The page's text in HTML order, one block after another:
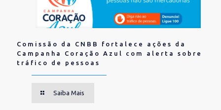
Comissão da CNBB fortalece ações da
Campanha Coração Azul com alerta sobre
tráfico de pessoas
Saiba Mais